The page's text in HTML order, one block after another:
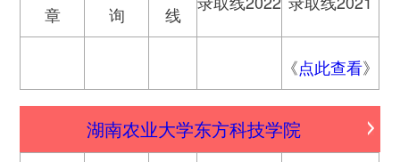
章
询
线
《点此查看》
湖南农业大学东方科技学院